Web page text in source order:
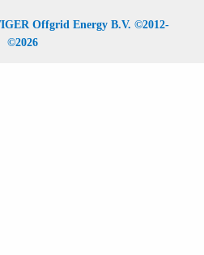
Offgrid Energy B.V. ©2012-
©2026